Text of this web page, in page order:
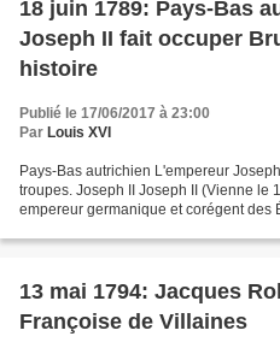
18 juin 1789: Pays-Bas
Joseph II fait occuper
histoire
Publié le 17/06/2017 à 23:00
Par Louis XVI
Pays-Bas autrichien L'empereur
troupes. Joseph II Joseph II (Vienne le
empereur germanique et corégent des
13 mai 1794: Jacques
Françoise de Villaines